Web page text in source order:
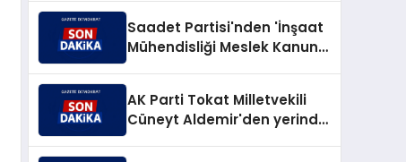
Saadet Partisi'nden 'İnşaat
Mühendisliği Meslek Kanunu'
AK Parti Tokat Milletvekili
Cüneyt Aldemir'den yerinde